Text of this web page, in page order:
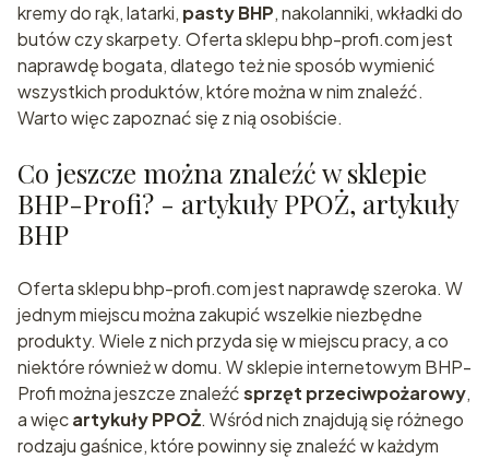
kremy do rąk, latarki, pasty BHP, nakolanniki, wkładki do
butów czy skarpety. Oferta sklepu bhp-profi.com jest
naprawdę bogata, dlatego też nie sposób wymienić
wszystkich produktów, które można w nim znaleźć.
Warto więc zapoznać się z nią osobiście.
Co jeszcze można znaleźć w sklepie
BHP-Profi? - artykuły PPOŻ, artykuły
BHP
Oferta sklepu bhp-profi.com jest naprawdę szeroka. W
jednym miejscu można zakupić wszelkie niezbędne
produkty. Wiele z nich przyda się w miejscu pracy, a co
niektóre również w domu. W sklepie internetowym BHP-
Profi można jeszcze znaleźćsprzęt przeciwpożarowy,
a więcartykuły PPOŻ. Wśród nich znajdują się różnego
rodzaju gaśnice, które powinny się znaleźć w każdym